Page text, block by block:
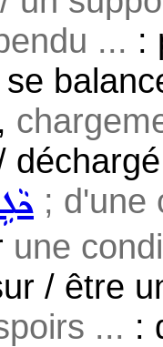
... :
; d'une
une
/ être
... :